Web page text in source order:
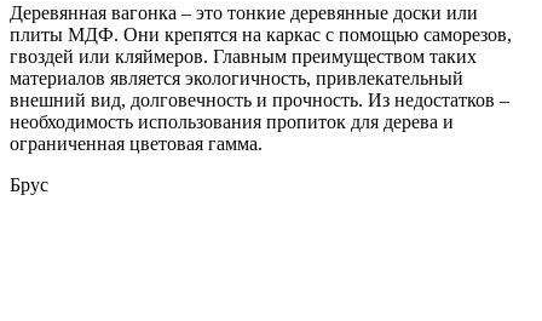
Деревянная вагонка – это тонкие деревянные доски или
плиты МДФ. Они крепятся на каркас с помощью саморезов,
гвоздей или кляймеров. Главным преимуществом таких
материалов является экологичность, привлекательный
внешний вид, долговечность и прочность. Из недостатков –
необходимость использования пропиток для дерева и
ограниченная цветовая гамма.
Брус